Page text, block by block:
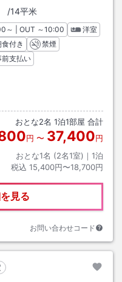
/14平米
クイン
～ | OUT チェックアウト
～10:00
洋室
付き
禁煙
支払い
おとな2名 1泊1部屋 合計
円 〜 37,400円
おとな1名 (2名1室)｜ 1泊
税込 15,400円〜18,700円
見る
お問い合わせコード